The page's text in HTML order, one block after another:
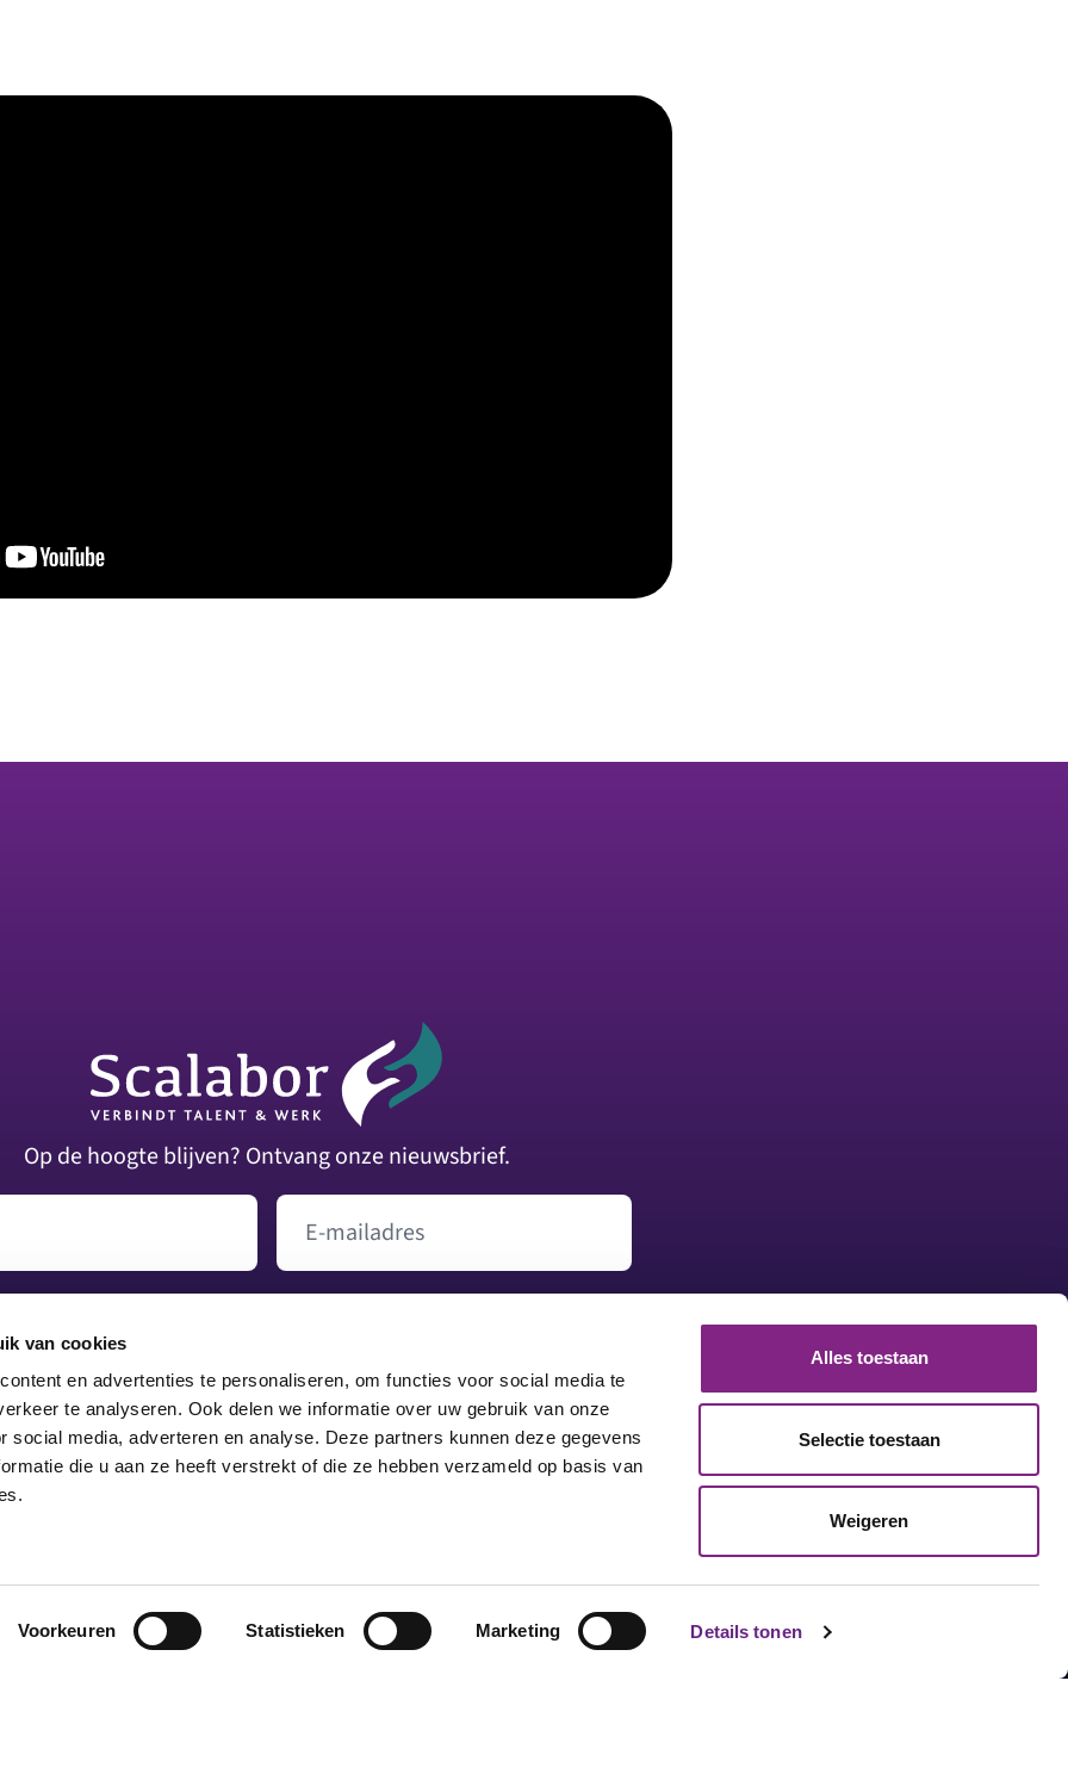
van cookies
en advertenties te personaliseren, om functies voor social media te
te analyseren. Ook delen we informatie over uw gebruik van onze
social media, adverteren en analyse. Deze partners kunnen deze gegevens
die u aan ze heeft verstrekt of die ze hebben verzameld op basis van
Voorkeuren Statistieken Marketing Details tonen
Alles toestaan
Selectie toestaan
Weigeren
Op de hoogte blijven? Ontvang onze nieuwsbrief.
E-mailadres
026 - 368 52 22 |
info@scalabor.nl
Volg ons op Facebook
Volg ons op Instagram
Volg ons op LinkedIn
Volg ons op TikTok
Volg ons op YouTube
Volg ons op X